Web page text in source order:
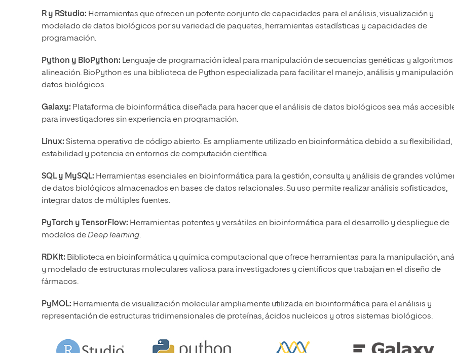
R y RStudio: Herramientas que ofrecen un potente conjunto de capacidades para el análisis, visualización y
modelado de datos biológicos por su variedad de paquetes, herramientas estadísticas y capacidades de
programación.
Python y BioPython: Lenguaje de programación ideal para manipulación de secuencias genéticas y algoritmos
alineación. BioPython es una biblioteca de Python especializada para facilitar el manejo, análisis y
datos biológicos.
Galaxy: Plataforma de bioinformática diseñada para hacer que el análisis de datos biológicos sea más
para investigadores sin experiencia en programación.
Linux: Sistema operativo de código abierto. Es ampliamente utilizado en bioinformática debido a su flexibilidad,
estabilidad y potencia en entornos de computación científica.
SQL y MySQL: Herramientas esenciales en bioinformática para la gestión, consulta y análisis de grandes
de datos biológicos almacenados en bases de datos relacionales. Su uso permite realizar análisis sofisticados,
integrar datos de múltiples fuentes.
PyTorch y TensorFlow: Herramientas potentes y versátiles en bioinformática para el desarrollo y despliegue de
modelos deDeep learning.
RDKit: Biblioteca en bioinformática y química computacional que ofrece herramientas para la manipulación,
y modelado de estructuras moleculares valiosa para investigadores y científicos que trabajan en el diseño de
fármacos.
PyMOL: Herramienta de visualización molecular ampliamente utilizada en bioinformática para el análisis y
representación de estructuras tridimensionales de proteínas, ácidos nucleicos y otros sistemas biológicos.